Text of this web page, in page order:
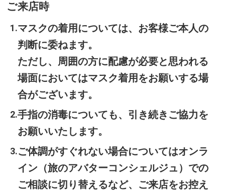
ご来店時
マスクの着用については、お客様ご本人の
判断に委ねます。
ただし、周囲の方に配慮が必要と思われる
場面においてはマスク着用をお願いする場
合がございます。
手指の消毒についても、引き続きご協力を
お願いいたします。
ご体調がすぐれない場合についてはオンラ
イン（旅のアバターコンシェルジュ）での
ご相談に切り替えるなど、ご来店をお控え